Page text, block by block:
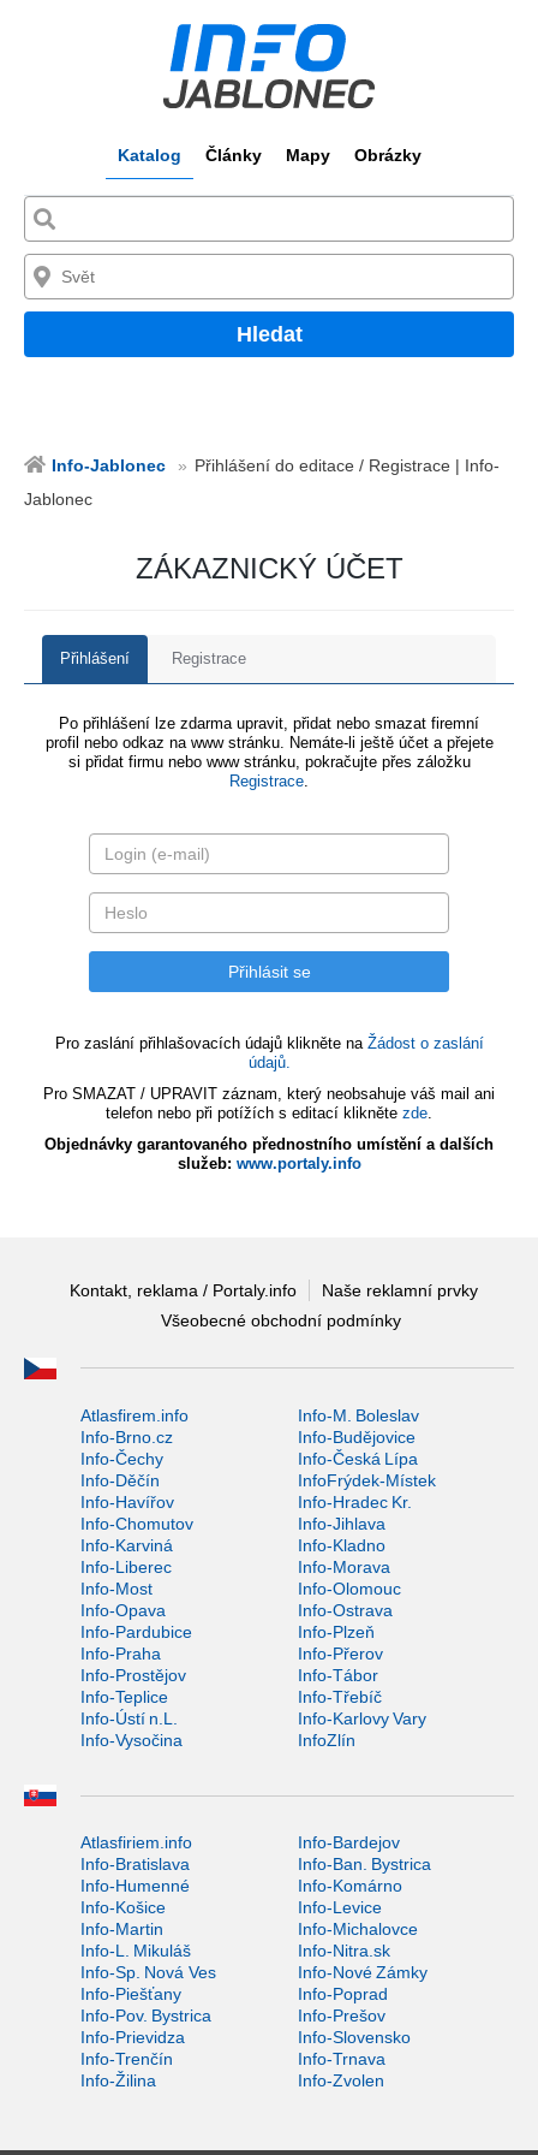
Katalog Články Mapy Obrázky
Hledat
Info-Jablonec
Přihlášení do editace / Registrace | Info-
Jablonec
ZÁKAZNICKÝ ÚČET
Přihlášení Registrace
Po přihlášení lze zdarma upravit, přidat nebo smazat firemní
profil nebo odkaz na www stránku. Nemáte-li ještě účet a přejete
si přidat firmu nebo www stránku, pokračujte přes záložku
Registrace.
Pro zaslání přihlašovacích údajů klikněte na Žádost o zaslání
údajů.
Pro SMAZAT / UPRAVIT záznam, který neobsahuje váš mail ani
telefon nebo při potížích s editací klikněte zde.
Objednávky garantovaného přednostního umístění a dalších
služeb: www.portaly.info
Kontakt, reklama / Portaly.info
Naše reklamní prvky
Všeobecné obchodní podmínky
Atlasfirem.info
Info-M. Boleslav
Info-Brno.cz
Info-Budějovice
Info-Čechy
Info-Česká Lípa
Info-Děčín
InfoFrýdek-Místek
Info-Havířov
Info-Hradec Kr.
Info-Chomutov
Info-Jihlava
Info-Karviná
Info-Kladno
Info-Liberec
Info-Morava
Info-Most
Info-Olomouc
Info-Opava
Info-Ostrava
Info-Pardubice
Info-Plzeň
Info-Praha
Info-Přerov
Info-Prostějov
Info-Tábor
Info-Teplice
Info-Třebíč
Info-Ústí n.L.
Info-Karlovy Vary
Info-Vysočina
InfoZlín
Atlasfiriem.info
Info-Bardejov
Info-Bratislava
Info-Ban. Bystrica
Info-Humenné
Info-Komárno
Info-Košice
Info-Levice
Info-Martin
Info-Michalovce
Info-L. Mikuláš
Info-Nitra.sk
Info-Sp. Nová Ves
Info-Nové Zámky
Info-Piešťany
Info-Poprad
Info-Pov. Bystrica
Info-Prešov
Info-Prievidza
Info-Slovensko
Info-Trenčín
Info-Trnava
Info-Žilina
Info-Zvolen